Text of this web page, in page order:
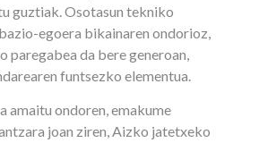
guztiak. Osotasun tekniko
egoera bikainaren ondorioz,
paregabea da bere generoan,
funtsezko elementua.
amaitu ondoren, emakume
joan ziren, Aizko jatetxeko